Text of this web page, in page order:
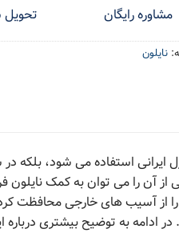
مشاوره رایگان تحویل
نایلون
استفاده می شود، بلکه در
آن را می توان به کمک نایلون
را از آسیب های خارجی
در ادامه به توضیح بیشتری